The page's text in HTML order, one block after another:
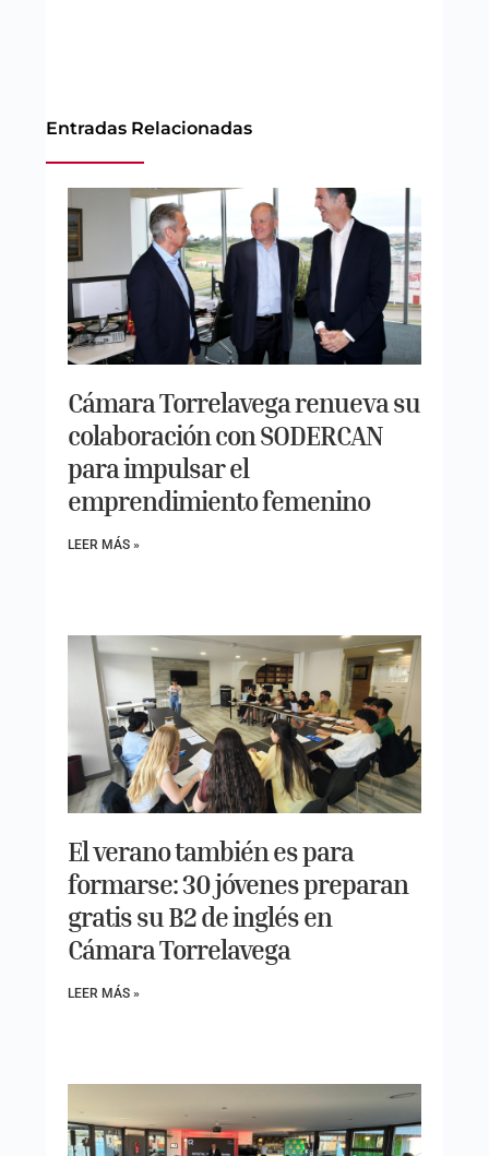
Entradas Relacionadas
Cámara Torrelavega renueva su
colaboración con SODERCAN
para impulsar el
emprendimiento femenino
LEER MÁS »
El verano también es para
formarse: 30 jóvenes preparan
gratis su B2 de inglés en
Cámara Torrelavega
LEER MÁS »